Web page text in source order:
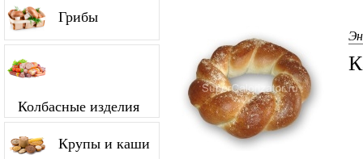
Грибы
Колбасные изделия
Крупы и каши